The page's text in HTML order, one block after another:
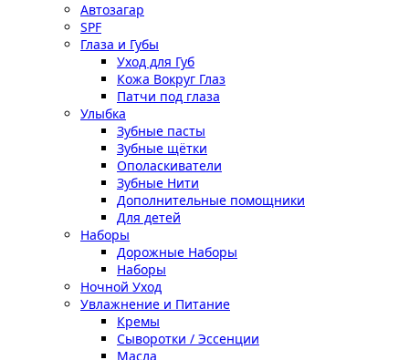
Автозагар
SPF
Глаза и Губы
Уход для Губ
Кожа Вокруг Глаз
Патчи под глаза
Улыбка
Зубные пасты
Зубные щётки
Ополаскиватели
Зубные Нити
Дополнительные помощники
Для детей
Наборы
Дорожные Наборы
Наборы
Ночной Уход
Увлажнение и Питание
Кремы
Сыворотки / Эссенции
Масла